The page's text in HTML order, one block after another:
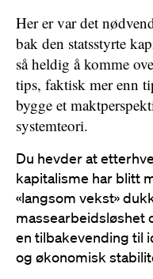
Her er var det
bak den statsstyrte
så heldig å komme
tips, faktisk mer enn
bygge et
systemteori.
Du hevder at
kapitalisme har blitt
«langsom vekst»
massearbeidsløshet
en tilbakevending til
og økonomisk